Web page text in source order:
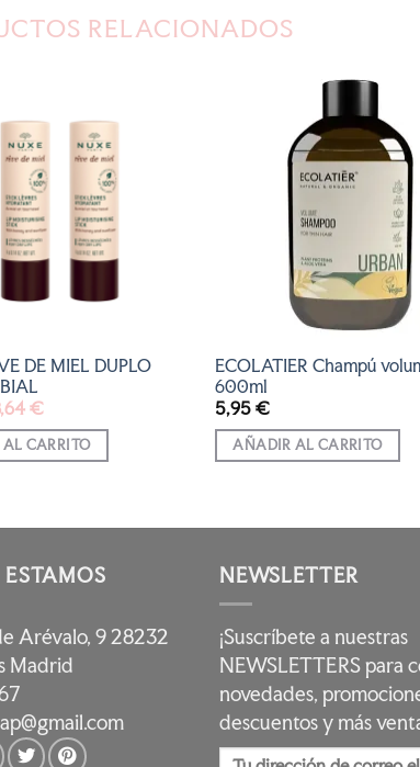
RELACIONADOS
LISTA
DESEOS
DE MIEL DUPLO
precio
€.
€El
actual
es:
8,64 €.
CARRITO
A
ECOLATIER Champú
600ml
5,95€
AÑADIR AL CARRITO
ESTAMOS
Arévalo, 9 28232
Madrid
NEWSLETTER
¡Suscríbete a nuestras
NEWSLETTERS para
novedades,
descuentos y más